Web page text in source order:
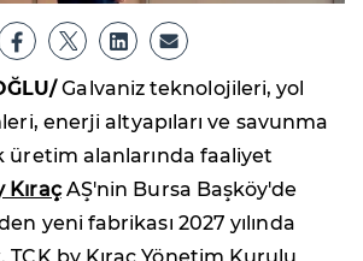
Galvaniz teknolojileri, yol
enerji altyapıları ve savunma
üretim alanlarında faaliyet
KıraçAŞ'nin Bursa Başköy'de
yeni fabrikası 2027 yılında
by Kıraç Yönetim Kurulu